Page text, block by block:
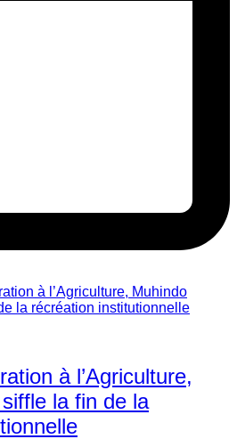
à l’Agriculture,
la fin de la